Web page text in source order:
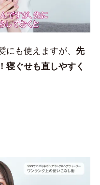
も使えますが、 先
寝ぐせも直しやすく